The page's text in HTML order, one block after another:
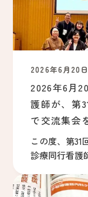
2026年6月20日
2026年6月
護師が、第
で交流集会
この度、第31
診療同行看護